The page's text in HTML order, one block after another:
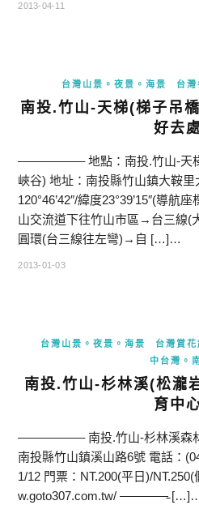
2013-04-11
台灣山景。夜景。海景 台灣
南投.竹山-天梯(梯子吊
好去
—————– 地點：南投.竹山-天梯
峽谷) 地址：南投縣竹山鎮大鞍
120°46’42″/緯度23°39’15″(導航
山交流道下往竹山市區→台三線
圓環(台三線往左彎)→自 […]…
2013-01-03
台灣山景。夜景。海景 台灣賞
中台灣。
南投.竹山-杉林溪(松瀧
育中
—————– 南投.竹山-杉林溪森林
南投縣竹山鎮溪山路6號 電話：
1/12 門票：NT.200(平日)/
w.goto307.com.tw/ ————̵